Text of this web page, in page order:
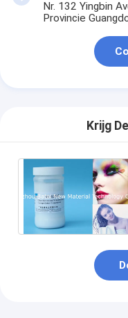
Nr. 132 Yingbin
Provincie
Krijg